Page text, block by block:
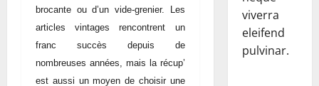
brocante ou d’un vide-grenier. Les
articles vintages rencontrent un
franc succès depuis de
nombreuses années, mais la récup’
est aussi un moyen de choisir une
viverra
eleifend
pulvinar.